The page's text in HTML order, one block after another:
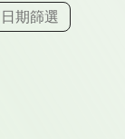
日期篩選